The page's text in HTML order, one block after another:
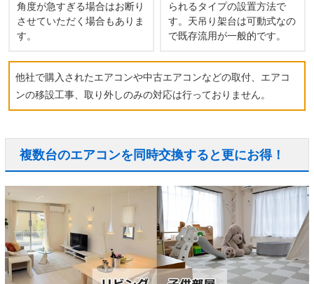
角度が急すぎる場合はお断り
させていただく場合もありま
す。
られるタイプの設置方法で
す。天吊り架台は可動式なの
で既存流用が一般的です。
他社で購入されたエアコンや中古エアコンなどの取付、エアコ
ンの移設工事、取り外しのみの対応は行っておりません。
複数台のエアコンを同時交換すると更にお得！